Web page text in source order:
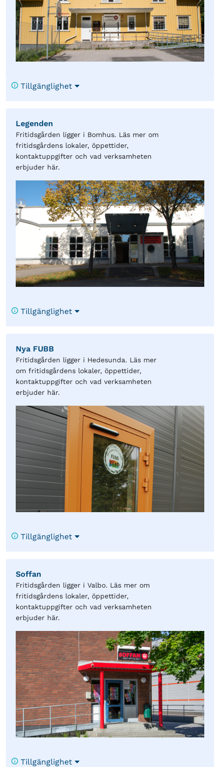
Tillgänglighet
Legenden
Fritidsgården ligger i Bomhus. Läs mer om
fritidsgårdens lokaler, öppettider,
kontaktuppgifter och vad verksamheten
erbjuder här.
Tillgänglighet
Nya FUBB
Fritidsgården ligger i Hedesunda. Läs mer
om fritidsgårdens lokaler, öppettider,
kontaktuppgifter och vad verksamheten
erbjuder här.
Tillgänglighet
Soffan
Fritidsgården ligger i Valbo. Läs mer om
fritidsgårdens lokaler, öppettider,
kontaktuppgifter och vad verksamheten
erbjuder här.
Tillgänglighet